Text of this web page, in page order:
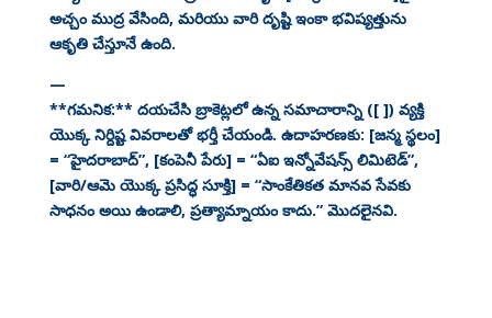
అచ్చం ముద్ర వేసింది, మరియు వారి దృష్టి ఇంకా భవిష్యత్తును
ఆకృతి చేస్తూనే ఉంది.
—
**గమనిక:** దయచేసి బ్రాకెట్లలో ఉన్న సమాచారాన్ని ([ ]) వ్యక్తి
యొక్క నిర్దిష్ట వివరాలతో భర్తీ చేయండి. ఉదాహరణకు: [జన్మ స్థలం]
= “హైదరాబాద్”, [కంపెనీ పేరు] = “ఏఐ ఇన్నోవేషన్స్ లిమిటెడ్”,
[వారి/ఆమె యొక్క ప్రసిద్ధ సూక్తి] = “సాంకేతికత మానవ సేవకు
సాధనం అయి ఉండాలి, ప్రత్యామ్నాయం కాదు.” మొదలైనవి.